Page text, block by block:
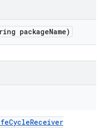
packageName)
CycleReceiver